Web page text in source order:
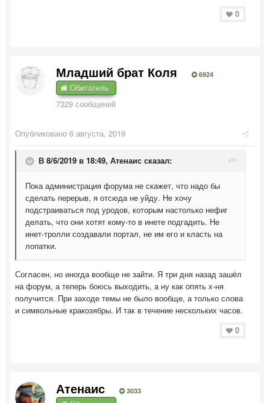
0
Младший брат Коля 6924
Обитатель
7329 сообщений
Опубликовано 6 августа, 2019
В 8/6/2019 в 18:49, Атенаис сказал:
Пока администрация форума не скажет, что надо бы
сделать перерыв, я отсюда не уйду. Не хочу
подстраиваться под уродов, которым настолько нефиг
делать, что они хотят кому-то в инете подгадить. Не
инет-тролли создавали портал, не им его и класть на
лопатки.
Согласен, но иногда вообще не зайти. Я три дня назад зашёл
на форум, а теперь боюсь выходить, а ну как опять х-ня
получится. При заходе темы не было вообще, а только слова
и символьные кракозябры. И так в течение нескольких часов.
0
Атенаис 3033